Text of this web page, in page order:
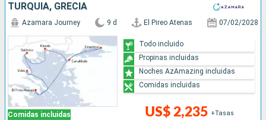
TURQUÍA, GRECIA
Comidas incluidas
Azamara Journey 9 d El Pireo Atenas 07/02/2028
US$ 2,235 +Tasas
Todo incluido
Propinas incluidas
Noches AzAmazing incluidas
Comidas incluidas